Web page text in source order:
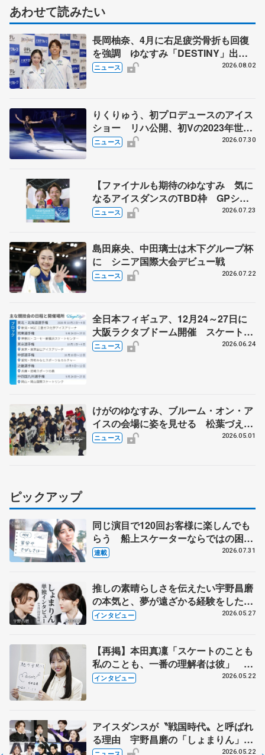
あわせて読みたい
長岡柚奈、4月に右足疲労骨折も回復
を強調 ゆなすみ「DESTINY」出
演、森口澄士「力を合わせて」
ニュース 2026.08.02
りくりゅう、初プロデュースのアイス
ショー リハ公開、初Vの2023年世界
選手権のSP披露 ハゼボロ、チョク
ニュース 2026.07.30
【ファイナルも期待のゆなすみ 気に
なるアイスダンスのTBD枠 GPシリ
ーズ展望③ペア・アイスダンス編】
ニュース 2026.07.23
島田麻央、中田璃士は木下グループ杯
に シニア国際大会デビュー戦
ニュース 2026.07.22
全日本フィギュア、12月24～27日に
大阪ラクタブドーム開催 スケート連
盟の新シーズン日程
ニュース 2026.06.24
けがのゆなすみ、ブルーム・オン・ア
イスの会場に姿を見せる 松葉づえの
長岡、ファンに「早く治して、また元
ニュース 2026.05.01
ピックアップ
同じ演目で120回お客様に楽しんでも
らう 船上スケーターならではの困難
とは 影響あったPIW前キャプテン松
連載 2026.07.31
推しの素晴らしさを伝えたい宇野昌磨
の本気と、夢が遠ざかる経験をした本
田真凜の覚悟
インタビュー 2026.05.27
【再掲】本田真凜「スケートのことも
私のことも、一番の理解者は彼」 引
退時の単独インタビューで語った競技
インタビュー 2026.05.22
アイスダンスが〝戦国時代〟と呼ばれ
る理由 宇野昌磨の「しょまりん」ら
実力者が相次いで参戦 国内の競争激
2026.05.22